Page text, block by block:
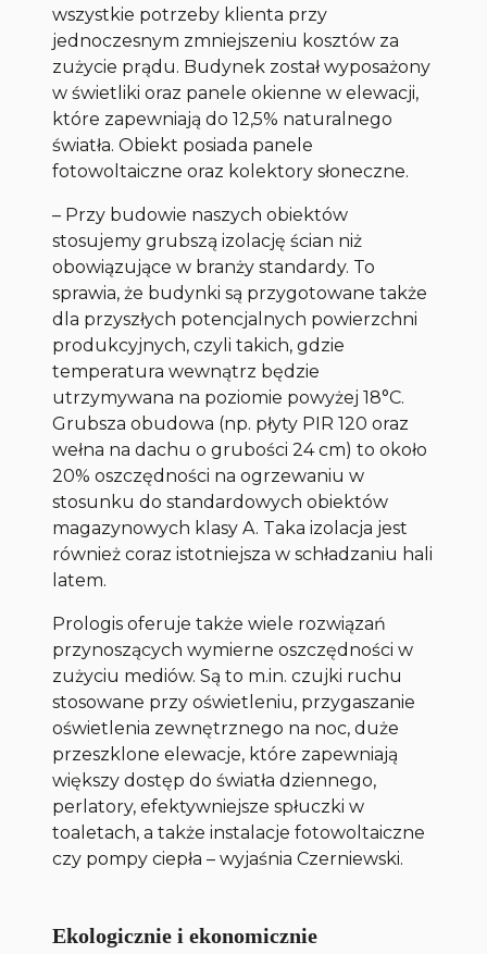
wszystkie potrzeby klienta przy
jednoczesnym zmniejszeniu kosztów za
zużycie prądu. Budynek został wyposażony
w świetliki oraz panele okienne w elewacji,
które zapewniają do 12,5% naturalnego
światła. Obiekt posiada panele
fotowoltaiczne oraz kolektory słoneczne.
– Przy budowie naszych obiektów
stosujemy grubszą izolację ścian niż
obowiązujące w branży standardy. To
sprawia, że budynki są przygotowane także
dla przyszłych potencjalnych powierzchni
produkcyjnych, czyli takich, gdzie
temperatura wewnątrz będzie
utrzymywana na poziomie powyżej 18°C.
Grubsza obudowa (np. płyty PIR 120 oraz
wełna na dachu o grubości 24 cm) to około
20% oszczędności na ogrzewaniu w
stosunku do standardowych obiektów
magazynowych klasy A. Taka izolacja jest
również coraz istotniejsza w schładzaniu hali
latem.
Prologis oferuje także wiele rozwiązań
przynoszących wymierne oszczędności w
zużyciu mediów. Są to m.in. czujki ruchu
stosowane przy oświetleniu, przygaszanie
oświetlenia zewnętrznego na noc, duże
przeszklone elewacje, które zapewniają
większy dostęp do światła dziennego,
perlatory, efektywniejsze spłuczki w
toaletach, a także instalacje fotowoltaiczne
czy pompy ciepła – wyjaśnia Czerniewski.
Ekologicznie i ekonomicznie